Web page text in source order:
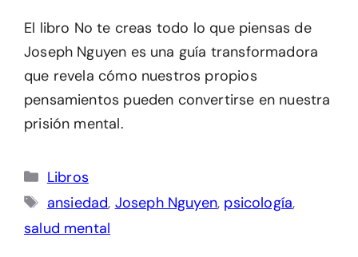
El libro No te creas todo lo que piensas de
Joseph Nguyen es una guía transformadora
que revela cómo nuestros propios
pensamientos pueden convertirse en nuestra
prisión mental.
Categorías
Libros
Etiquetas
ansiedad, Joseph Nguyen, psicología,
salud mental